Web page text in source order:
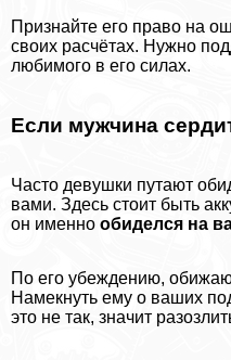
Признайте его право на
своих расчётах. Нужно
любимого в его силах.
Если мужчина
Часто дeвyшки путают
вами. Здесь стоит быть
он именно обиделся на
По его убеждению,
Намекнуть ему о ваших
это не так, значит